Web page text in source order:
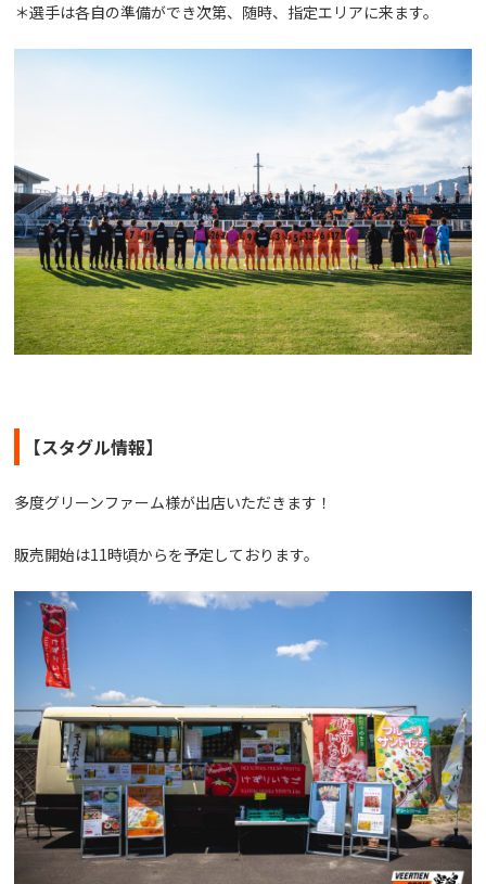
＊選手は各自の準備ができ次第、随時、指定エリアに来ます。
【スタグル情報】
多度グリーンファーム様が出店いただきます！
販売開始は11時頃からを予定しております。